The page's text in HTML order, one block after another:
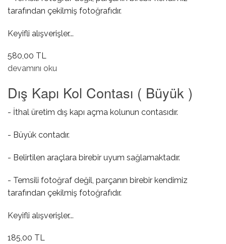
tarafından çekilmiş fotoğrafıdır.
Keyifli alışverişler...
580,00 TL
Dörtlü Sinyal / Kapı İç Kilitleme Düğmesi hakkında
devamını oku
Dış Kapı Kol Contası ( Büyük )
- İthal üretim dış kapı açma kolunun contasıdır.
- Büyük contadır.
- Belirtilen araçlara birebir uyum sağlamaktadır.
- Temsili fotoğraf değil, parçanın birebir kendimiz
tarafından çekilmiş fotoğrafıdır.
Keyifli alışverişler...
185,00 TL